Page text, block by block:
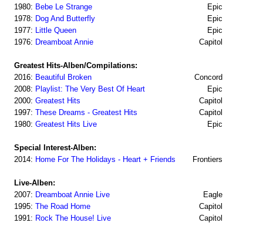
1980: Bebe Le Strange
Epic
1978: Dog And Butterfly
Epic
1977: Little Queen
Epic
1976: Dreamboat Annie Capitol
Greatest Hits-Alben/Compilations:
2016: Beautiful Broken
Concord
2008: Playlist: The Very Best Of Heart
Epic
2000: Greatest Hits
Capitol
1997: These Dreams - Greatest Hits
Capitol
1980: Greatest Hits Live Epic
Special Interest-Alben:
2014: Home For The Holidays - Heart + Friends Frontiers
Live-Alben:
2007: Dreamboat Annie Live
Eagle
1995: The Road Home
Capitol
1991: Rock The House! Live Capitol